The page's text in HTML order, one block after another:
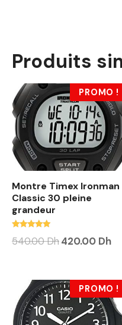
Produits
PROMO !
Montre Timex Ironman
Classic 30 pleine
grandeur
5.00
540.00Dh420.00 Dh
PROMO !